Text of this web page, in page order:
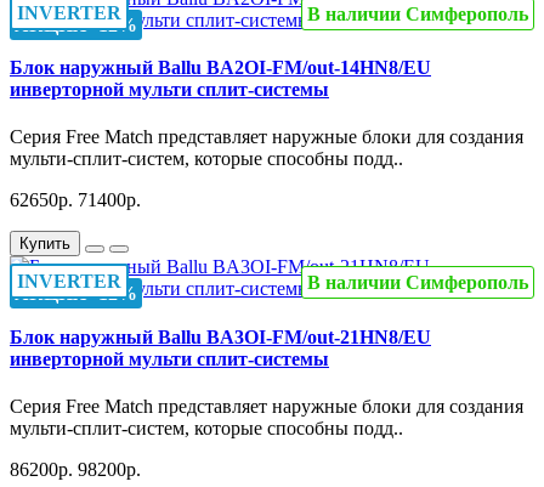
АКЦИЯ -12%
INVERTER В наличии Симферополь
Блок наружный Ballu BA2OI-FM/out-14HN8/EU
инверторной мульти сплит-системы
Серия Free Match представляет наружные блоки для создания
мульти-сплит-систем, которые способны подд..
62650р. 71400р.
Купить
АКЦИЯ -12%
INVERTER В наличии Симферополь
Блок наружный Ballu BA3OI-FM/out-21HN8/EU
инверторной мульти сплит-системы
Серия Free Match представляет наружные блоки для создания
мульти-сплит-систем, которые способны подд..
86200р. 98200р.